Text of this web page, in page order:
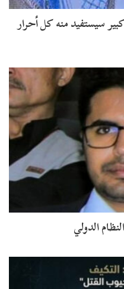
سيستفيد منه كل أحرار
الدولي